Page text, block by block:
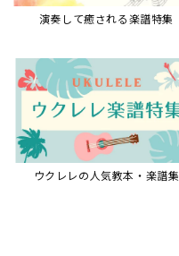
演奏して癒される楽譜特集
ウクレレの人気教本・楽譜集